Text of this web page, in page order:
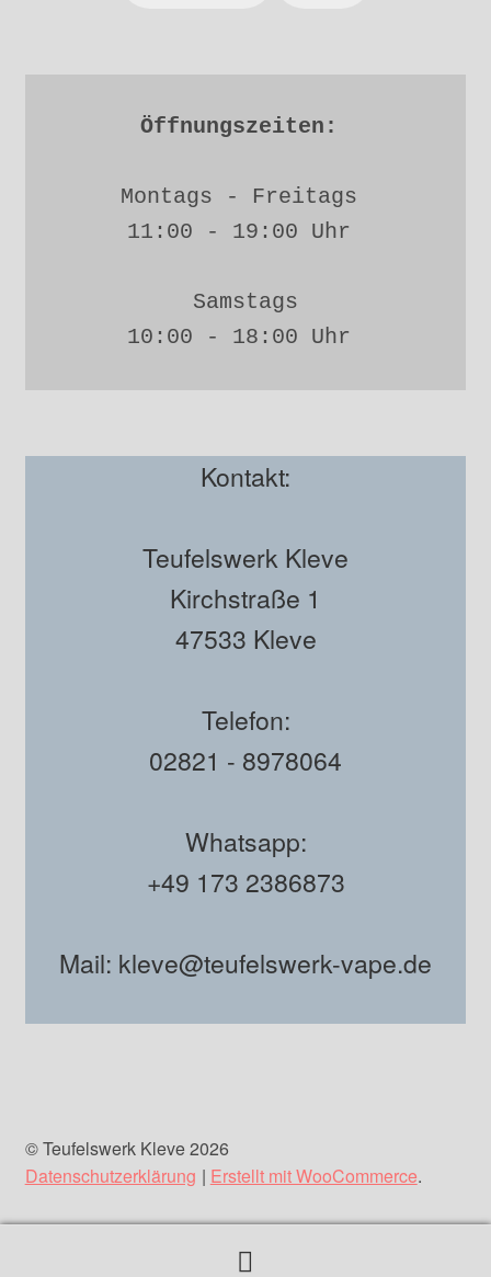
Öffnungszeiten:
Montags - Freitags
11:00 - 19:00 Uhr
Samstags
10:00 - 18:00 Uhr
Kontakt:
Teufelswerk Kleve
Kirchstraße 1
47533 Kleve
Telefon:
02821 - 8978064
Whatsapp:
+49 173 2386873
Mail: kleve@teufelswerk-vape.de
© Teufelswerk Kleve 2026
Datenschutzerklärung
Erstellt mit WooCommerce.